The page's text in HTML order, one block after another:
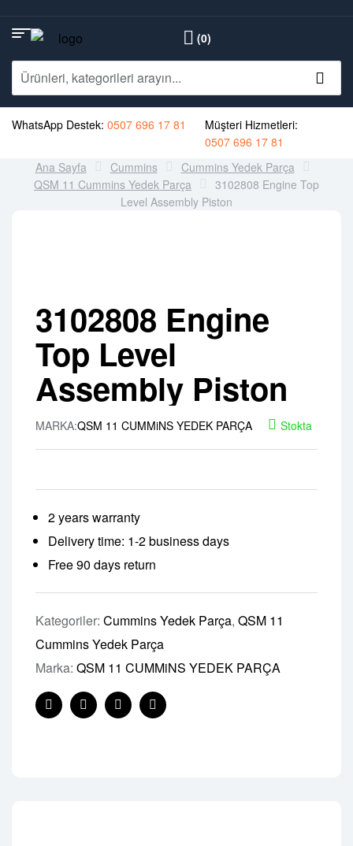
(0)
WhatsApp Destek: 0507 696 17 81
Müşteri Hizmetleri:
0507 696 17 81
Ana Sayfa
Cummins
Cummins Yedek Parça
QSM 11 Cummins Yedek Parça
3102808 Engine Top
Level Assembly Piston
3102808 Engine
Top Level
Assembly Piston
MARKA:QSM 11 CUMMiNS YEDEK PARÇA Stokta
2 years warranty
Delivery time: 1-2 business days
Free 90 days return
Kategoriler: Cummins Yedek Parça, QSM 11
Cummins Yedek Parça
Marka: QSM 11 CUMMiNS YEDEK PARÇA
FacebookTwitterLinkedinPinterest